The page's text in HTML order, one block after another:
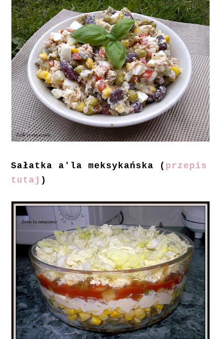
Sałatka a'la meksykańska ( przepis
tutaj )